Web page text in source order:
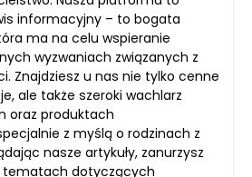
informacyjny – to bogata
ma na celu wspieranie
wyzwaniach związanych z
Znajdziesz u nas nie tylko cenne
ale także szeroki wachlarz
oraz produktach
z myślą o rodzinach z
nasze artykuły, zanurzysz
tematach dotyczących